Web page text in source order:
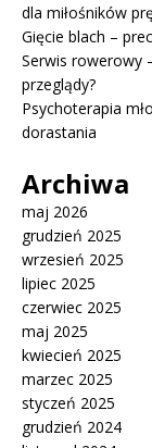
dla miłośników
Gięcie blach –
Serwis rowerowy
przeglądy?
Psychoterapia
dorastania
Archiwa
maj 2026
grudzień 2025
wrzesień 2025
lipiec 2025
czerwiec 2025
maj 2025
kwiecień 2025
marzec 2025
styczeń 2025
grudzień 2024